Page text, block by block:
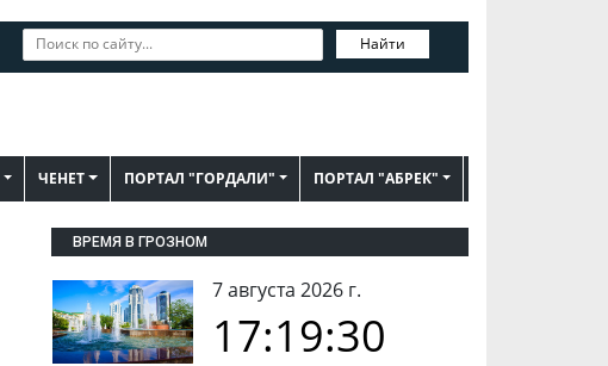
Найти
ЧЕНЕТ ПОРТАЛ "ГОРДАЛИ" ПОРТАЛ "АБРЕК"
ВРЕМЯ В ГРОЗНОМ
7 августа 2026 г.
17:19:31